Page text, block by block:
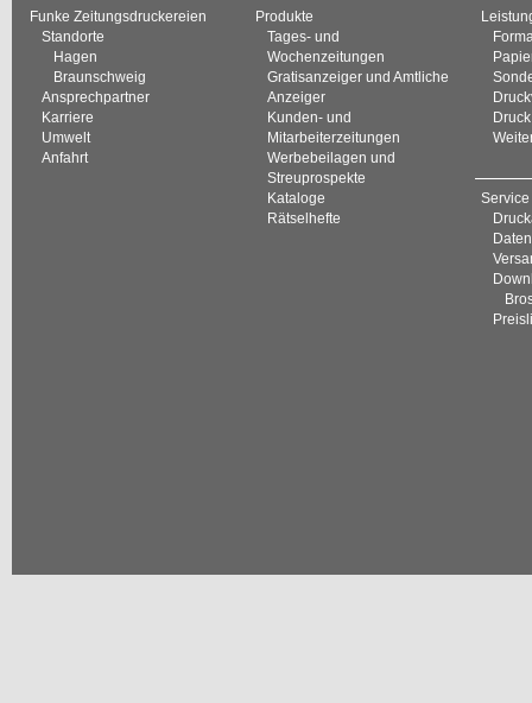
Funke Zeitungsdruckereien
Standorte
Hagen
Braunschweig
Ansprechpartner
Karriere
Umwelt
Anfahrt
Produkte
Tages- und
Wochenzeitungen
Gratisanzeiger und Amtliche
Anzeiger
Kunden- und
Mitarbeiterzeitungen
Werbebeilagen und
Streuprospekte
Kataloge
Rätselhefte
Druck
Service